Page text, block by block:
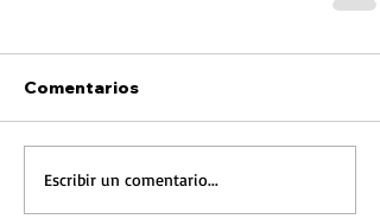
Comentarios
Escribir un comentario...